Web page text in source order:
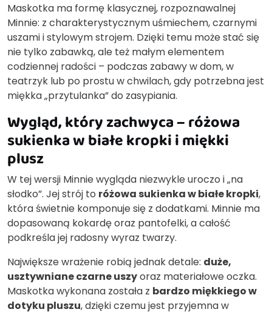
Maskotka ma formę klasycznej, rozpoznawalnej
Minnie: z charakterystycznym uśmiechem, czarnymi
uszami i stylowym strojem. Dzięki temu może stać się
nie tylko zabawką, ale też małym elementem
codziennej radości – podczas zabawy w dom, w
teatrzyk lub po prostu w chwilach, gdy potrzebna jest
miękka „przytulanka” do zasypiania.
Wygląd, który zachwyca – różowa
sukienka w białe kropki i miękki
plusz
W tej wersji Minnie wygląda niezwykle uroczo i „na
słodko”. Jej strój to różowa sukienka w białe kropki,
która świetnie komponuje się z dodatkami. Minnie ma
dopasowaną kokardę oraz pantofelki, a całość
podkreśla jej radosny wyraz twarzy.
Największe wrażenie robią jednak detale: duże,
usztywniane czarne uszyoraz materiałowe oczka.
Maskotka wykonana została z bardzo miękkiego w
dotyku pluszu, dzięki czemu jest przyjemna w